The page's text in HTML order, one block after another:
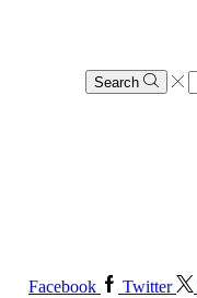
Search
Facebook
Twitter